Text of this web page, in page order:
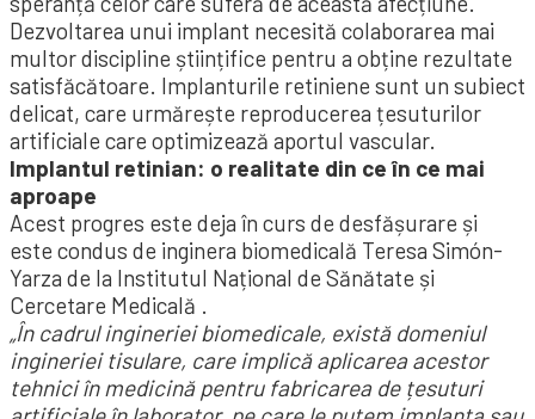
Dezvoltarea unui implant necesită colaborarea mai
multor discipline științifice pentru a obține rezultate
satisfăcătoare. Implanturile retiniene sunt un subiect
delicat, care urmărește reproducerea țesuturilor
artificiale care optimizează aportul vascular.
Implantul retinian: o realitate din ce în ce mai
aproape
Acest progres este deja în curs de desfășurare și
este condus de inginera biomedicală Teresa Simón-
Yarza de la Institutul Național de Sănătate și
Cercetare Medicală .
„În cadrul ingineriei biomedicale, există domeniul
ingineriei tisulare, care implică aplicarea acestor
tehnici în medicină pentru fabricarea de țesuturi